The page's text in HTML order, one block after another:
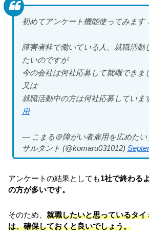
初めてアンケート機能使ってみます
障害者枠で働いている人、就職活動
たいのですが
今の会社は何社応募して就職できま
又は
就職活動中の方は何社応募していま
用
— こまる＠障がい者雇用を広めたい
サルタント (@komaru031012)
アンケートの結果としても1社で終わる
の方が多いです。
そのため、 就職したいと思っているタ
は、確保しておくと良いでしょう。